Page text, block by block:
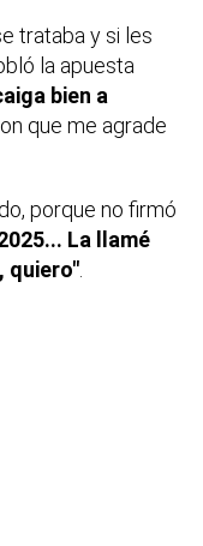
trataba y si les
la apuesta
bien a
que me agrade
porque no firmó
La llamé
quiero"